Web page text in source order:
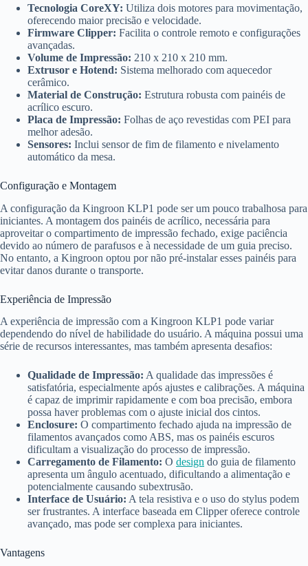
Tecnologia CoreXY: Utiliza dois motores para movimentação,
oferecendo maior precisão e velocidade.
Firmware Clipper: Facilita o controle remoto e configurações
avançadas.
Volume de Impressão: 210 x 210 x 210 mm.
Extrusor e Hotend: Sistema melhorado com aquecedor
cerâmico.
Material de Construção: Estrutura robusta com painéis de
acrílico escuro.
Placa de Impressão: Folhas de aço revestidas com PEI para
melhor adesão.
Sensores: Inclui sensor de fim de filamento e nivelamento
automático da mesa.
Configuração e Montagem
A configuração da Kingroon KLP1 pode ser um pouco trabalhosa para
iniciantes. A montagem dos painéis de acrílico, necessária para
aproveitar o compartimento de impressão fechado, exige paciência
devido ao número de parafusos e à necessidade de um guia preciso.
No entanto, a Kingroon optou por não pré-instalar esses painéis para
evitar danos durante o transporte.
Experiência de Impressão
A experiência de impressão com a Kingroon KLP1 pode variar
dependendo do nível de habilidade do usuário. A máquina possui uma
série de recursos interessantes, mas também apresenta desafios:
Qualidade de Impressão: A qualidade das impressões é
satisfatória, especialmente após ajustes e calibrações. A máquina
é capaz de imprimir rapidamente e com boa precisão, embora
possa haver problemas com o ajuste inicial dos cintos.
Enclosure: O compartimento fechado ajuda na impressão de
filamentos avançados como ABS, mas os painéis escuros
dificultam a visualização do processo de impressão.
Carregamento de Filamento: O design do guia de filamento
apresenta um ângulo acentuado, dificultando a alimentação e
potencialmente causando subextrusão.
Interface de Usuário: A tela resistiva e o uso do stylus podem
ser frustrantes. A interface baseada em Clipper oferece controle
avançado, mas pode ser complexa para iniciantes.
Vantagens